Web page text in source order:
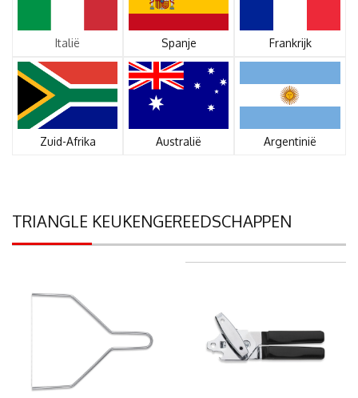
Italië Spanje Frankrijk
Zuid-Afrika Australië Argentinië
TRIANGLE KEUKENGEREEDSCHAPPEN